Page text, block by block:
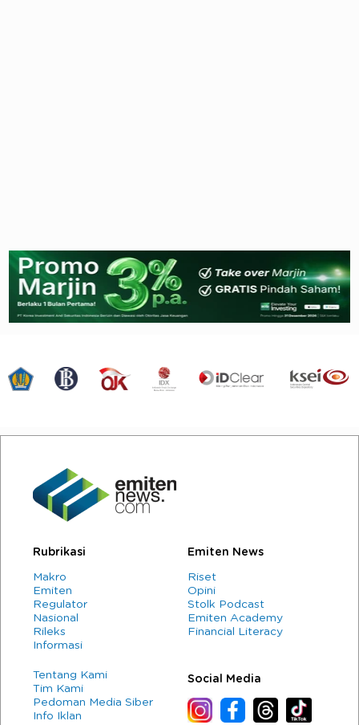
Rubrikasi
Makro
Emiten
Regulator
Nasional
Rileks
Informasi
Emiten News
Riset
Opini
Stolk Podcast
Emiten Academy
Financial Literacy
Tentang Kami
Tim Kami
Pedoman Media Siber
Info Iklan
Social Media